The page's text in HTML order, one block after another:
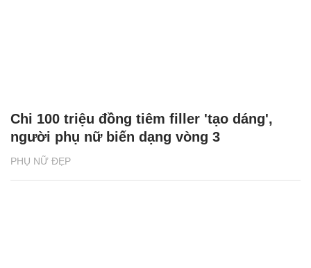
PHỤ NỮ ĐẸP
Chi 100 triệu đồng tiêm filler 'tạo dáng',
người phụ nữ biến dạng vòng 3